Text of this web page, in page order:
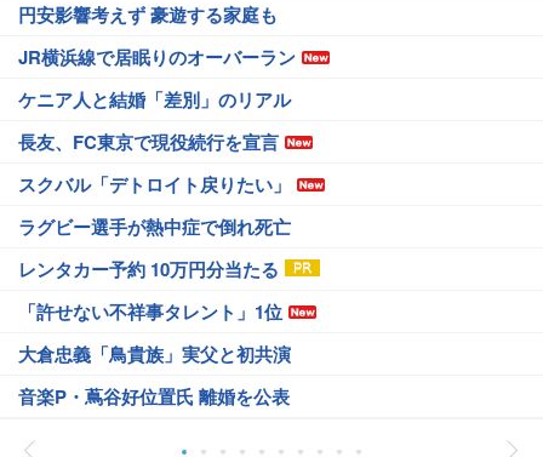
円安影響考えず 豪遊する家庭も
JR横浜線で居眠りのオーバーラン
ケニア人と結婚「差別」のリアル
長友、FC東京で現役続行を宣言
スクバル「デトロイト戻りたい」
ラグビー選手が熱中症で倒れ死亡
レンタカー予約 10万円分当たる
「許せない不祥事タレント」1位
大倉忠義「鳥貴族」実父と初共演
音楽P・蔦谷好位置氏 離婚を公表